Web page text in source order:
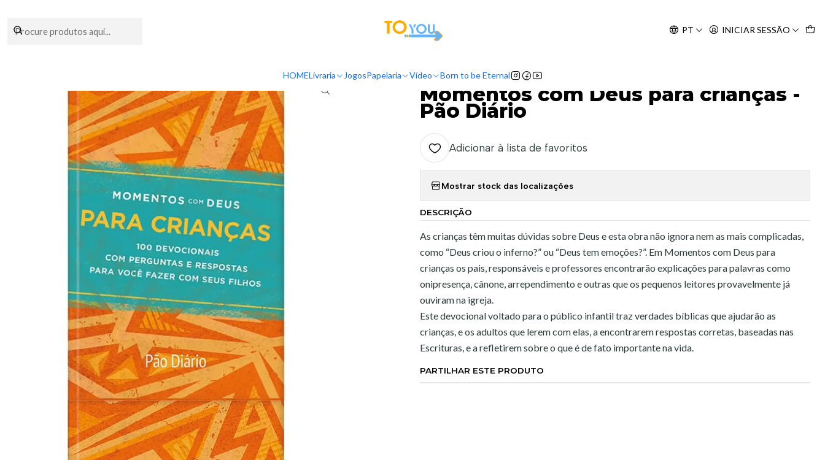
PT INICIAR SESSÃO
HOMELivraria JogosPapelaria Vídeo Born to be Eternal
Momentos com Deus para crianças - Pão Diário
|
Momentos com Deus para crianças -
Pão Diário
Adicionar à lista de favoritos
Mostrar stock das localizações
DESCRIÇÃO
As crianças têm muitas dúvidas sobre Deus e esta obra não ignora nem as mais complicadas,
como “Deus criou o inferno?” ou “Deus tem emoções?”. Em Momentos com Deus para
crianças os pais, responsáveis e professores encontrarão explicações para palavras como
onipresença, cânone, arrependimento e outras que os pequenos leitores provavelmente já
ouviram na igreja.
Este devocional voltado para o público infantil traz verdades bíblicas que ajudarão as
crianças, e os adultos que lerem com elas, a encontrarem respostas corretas, baseadas nas
Escrituras, e a refletirem sobre o que é de fato importante na vida.
PARTILHAR ESTE PRODUTO